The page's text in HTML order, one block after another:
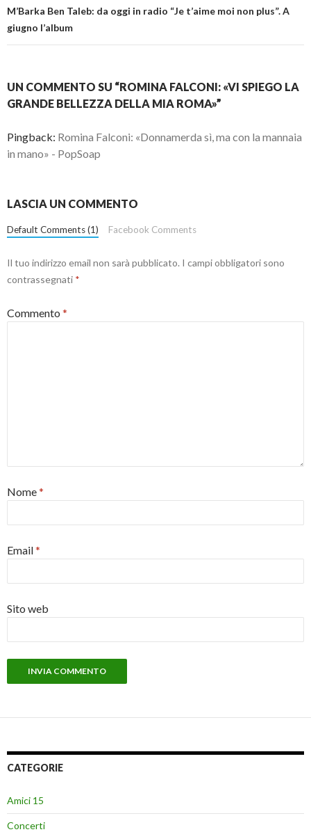
M’Barka Ben Taleb: da oggi in radio “Je t’aime moi non plus”. A
giugno l’album
UN COMMENTO SU “ROMINA FALCONI: «VI SPIEGO LA
GRANDE BELLEZZA DELLA MIA ROMA»”
Pingback: Romina Falconi: «Donnamerda sì, ma con la mannaia
in mano» - PopSoap
LASCIA UN COMMENTO
Default Comments (1) Facebook Comments
Il tuo indirizzo email non sarà pubblicato. I campi obbligatori sono
contrassegnati *
Commento *
Nome*
Email*
Sito web
CATEGORIE
Amici 15
Concerti